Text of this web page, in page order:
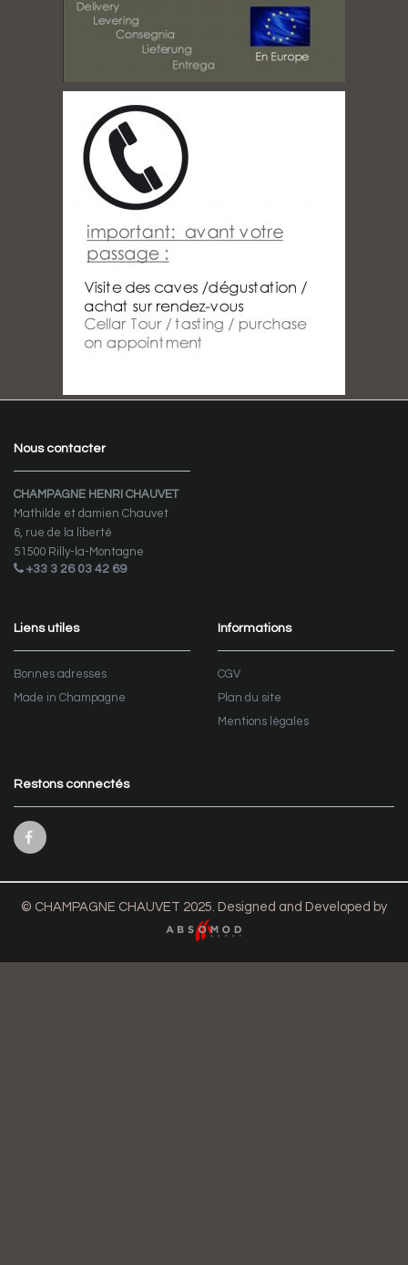
Nous contacter
CHAMPAGNE HENRI CHAUVET
Mathilde et damien Chauvet
6, rue de la liberté
51500 Rilly-la-Montagne
+33 3 26 03 42 69
Liens utiles
Bonnes adresses
Made in Champagne
Informations
CGV
Plan du site
Mentions légales
Restons connectés
© CHAMPAGNE CHAUVET 2025. Designed and Developed by